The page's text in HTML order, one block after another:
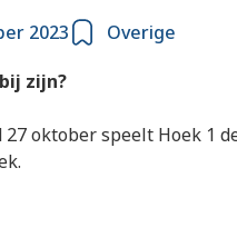
2023
Overige
zijn?
oktober speelt Hoek 1